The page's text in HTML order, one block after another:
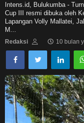
Contact
News
Nasional
Politik
Budaya
Intens.id, Bulukumba -
Cup III resmi dibuka oleh
Lapangan Volly Mallatei,
M...
Redaksi 10 bulan